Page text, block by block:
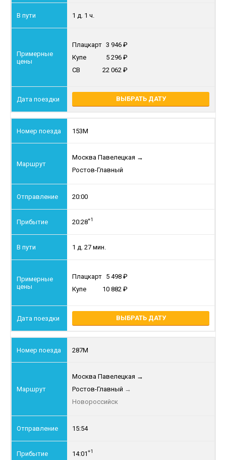
1 д. 1 ч.
Плацкарт 3 946
Купе
5 296
СВ
22 062
ВЫБРАТЬ ДАТУ
153М
Москва Павелецкая →
Ростов-Главный
20:00
20:28+1
1 д. 27 мин.
Плацкарт 5 498
Купе
10 882
ВЫБРАТЬ ДАТУ
287М
Москва Павелецкая →
Ростов-Главный →
Новороссийск
15:54
14:01+1